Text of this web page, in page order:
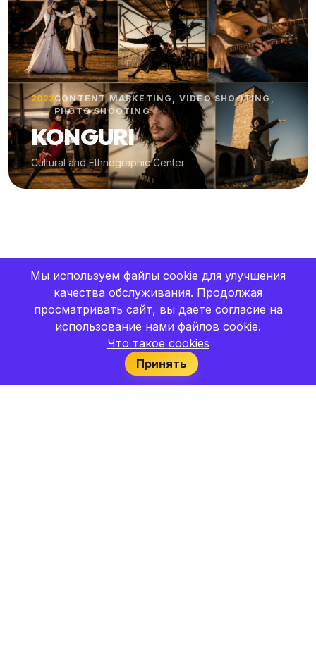
2022CONTENT MARKETING, VIDEO SHOOTING,
PHOTO SHOOTING
KONGURI
Cultural and Ethnographic Center
Мы используем файлы cookie для улучшения
качества обслуживания. Продолжая
просматривать сайт, вы даете согласие на
использование нами файлов cookie.
Что такое cookies
Принять